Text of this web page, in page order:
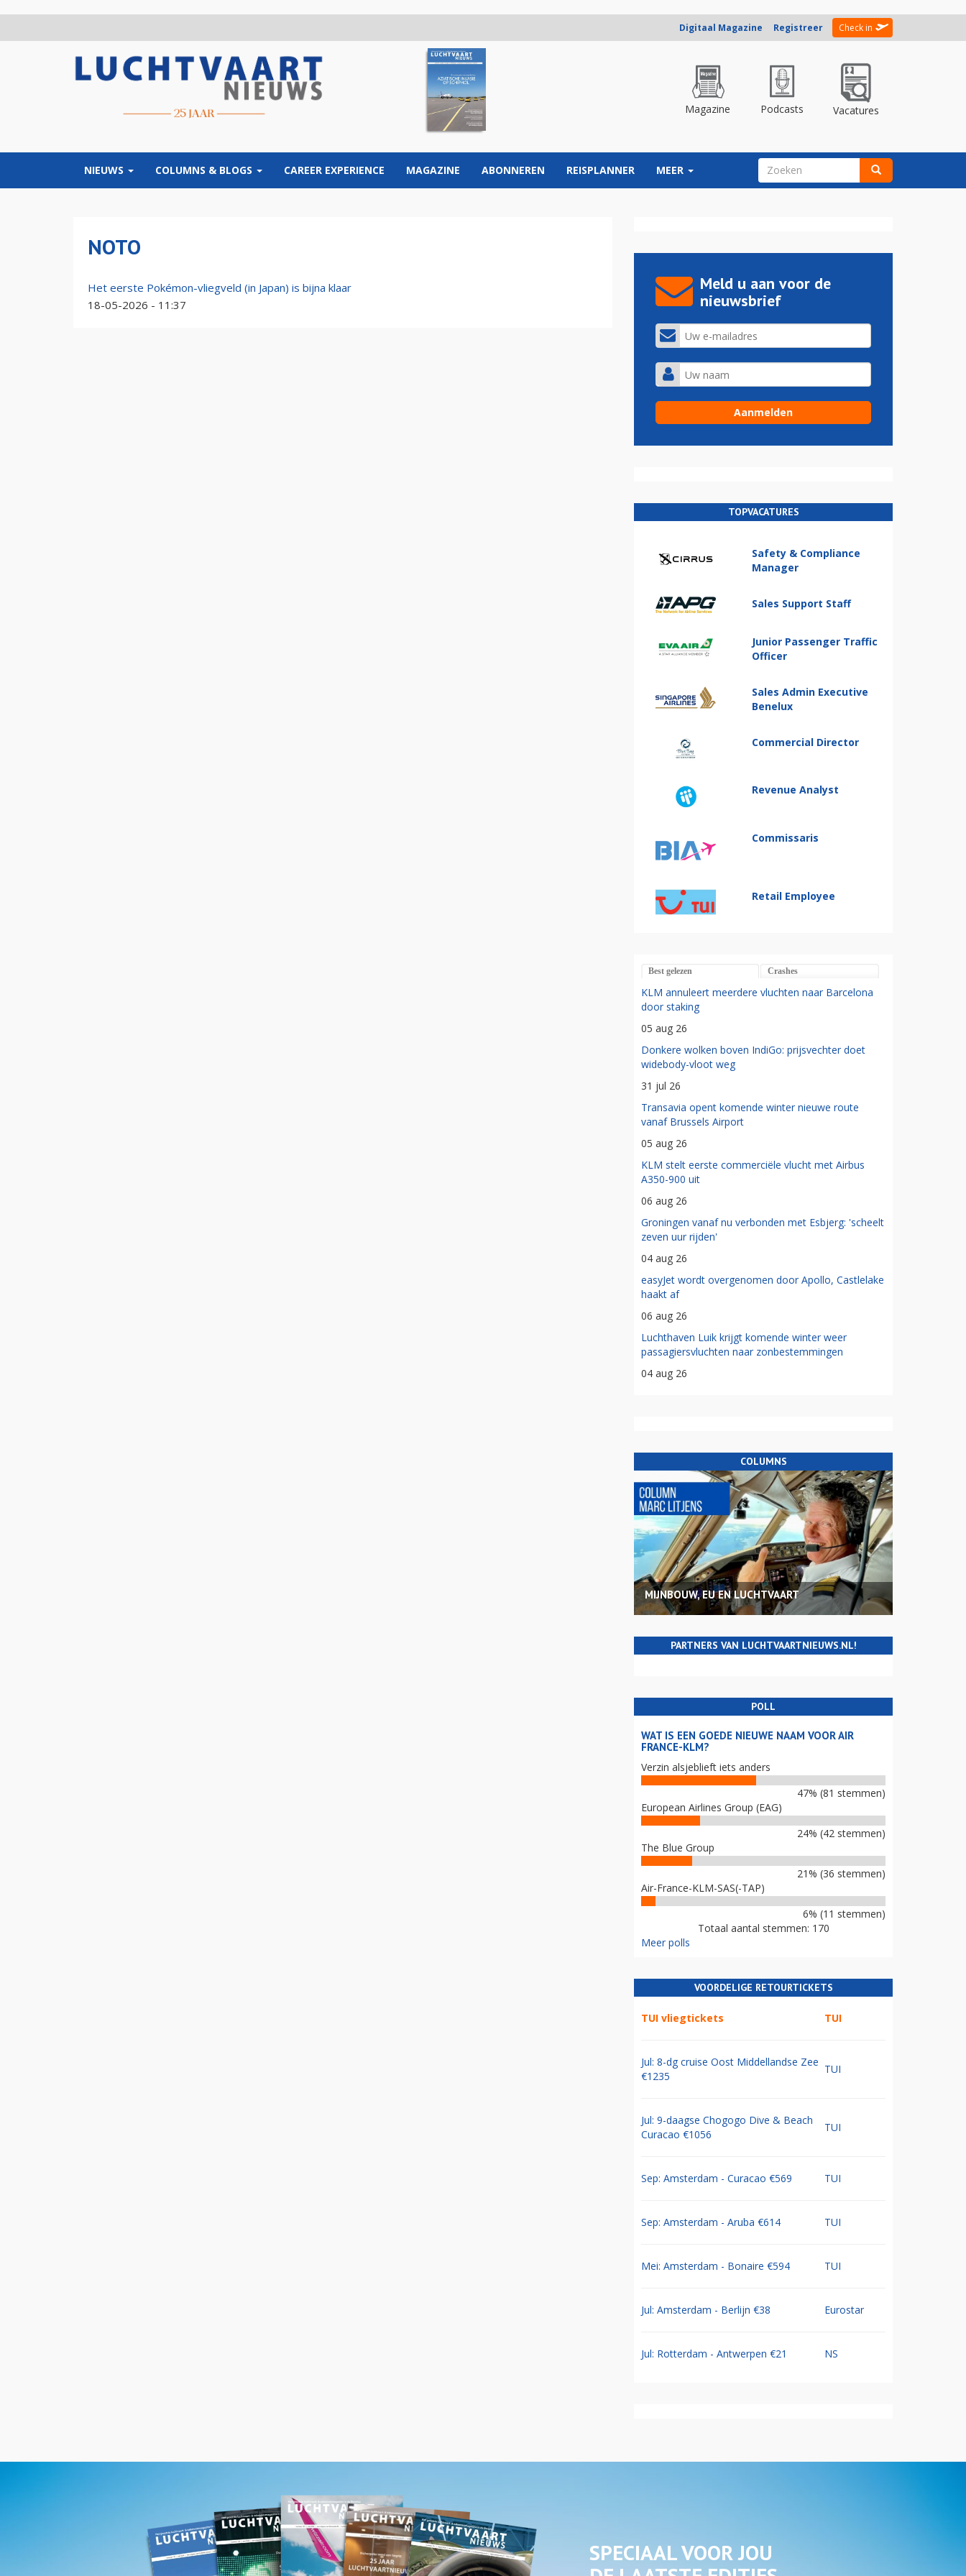
Digitaal Magazine Registreer Check in
Magazine Podcasts Vacatures
NIEUWS COLUMNS & BLOGS CAREER EXPERIENCE MAGAZINE ABONNEREN REISPLANNER MEER ZOEKVELD
NOTO
Het eerste Pokémon-vliegveld (in Japan) is bijna klaar
18-05-2026 - 11:37
Meld u aan voor de
nieuwsbrief
TOPVACATURES
Safety & Compliance
Manager
Sales Support Staff
Junior Passenger Traffic
Officer
Sales Admin Executive
Benelux
Commercial Director
Revenue Analyst
Commissaris
Retail Employee
Best gelezen Crashes
KLM annuleert meerdere vluchten naar Barcelona
door staking
05 aug 26
Donkere wolken boven IndiGo: prijsvechter doet
widebody-vloot weg
31 jul 26
Transavia opent komende winter nieuwe route
vanaf Brussels Airport
05 aug 26
KLM stelt eerste commerciële vlucht met Airbus
A350-900 uit
06 aug 26
Groningen vanaf nu verbonden met Esbjerg: 'scheelt
zeven uur rijden'
04 aug 26
easyJet wordt overgenomen door Apollo, Castlelake
haakt af
06 aug 26
Luchthaven Luik krijgt komende winter weer
passagiersvluchten naar zonbestemmingen
04 aug 26
COLUMNS
MIJNBOUW, EU EN LUCHTVAART
PARTNERS VAN LUCHTVAARTNIEUWS.NL!
POLL
WAT IS EEN GOEDE NIEUWE NAAM VOOR AIR
FRANCE-KLM?
Verzin alsjeblieft iets anders
47% (81 stemmen)
European Airlines Group (EAG)
24% (42 stemmen)
The Blue Group
21% (36 stemmen)
Air-France-KLM-SAS(-TAP)
6% (11 stemmen)
Totaal aantal stemmen: 170
Meer polls
VOORDELIGE RETOURTICKETS
TUI vliegtickets TUI
Jul: 8-dg cruise Oost Middellandse Zee
€1235
TUI
Jul: 9-daagse Chogogo Dive & Beach
Curacao €1056
TUI
Sep: Amsterdam - Curacao €569 TUI
Sep: Amsterdam - Aruba €614 TUI
Mei: Amsterdam - Bonaire €594 TUI
Jul: Amsterdam - Berlijn €38 Eurostar
Jul: Rotterdam - Antwerpen €21 NS
SPECIAAL VOOR JOU